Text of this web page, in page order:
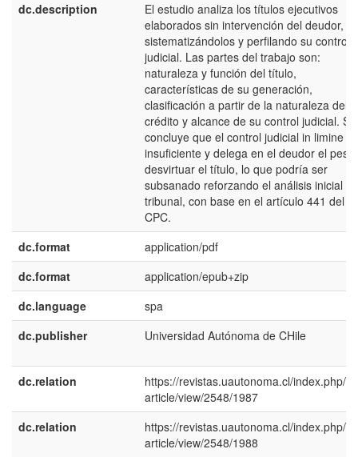
dc.description
El estudio analiza los títulos ejecutivos
elaborados sin intervención del deudor,
sistematizándolos y perfilando su control
judicial. Las partes del trabajo son:
naturaleza y función del título,
características de su generación,
clasificación a partir de la naturaleza del
crédito y alcance de su control judicial. Se
concluye que el control judicial in limine es
insuficiente y delega en el deudor el peso
desvirtuar el título, lo que podría ser
subsanado reforzando el análisis inicial
tribunal, con base en el artículo 441 del
CPC.
dc.format
application/pdf
dc.format
application/epub+zip
dc.language
spa
dc.publisher
Universidad Autónoma de CHile
dc.relation
https://revistas.uautonoma.cl/index.php/
article/view/2548/1987
dc.relation
https://revistas.uautonoma.cl/index.php/
article/view/2548/1988